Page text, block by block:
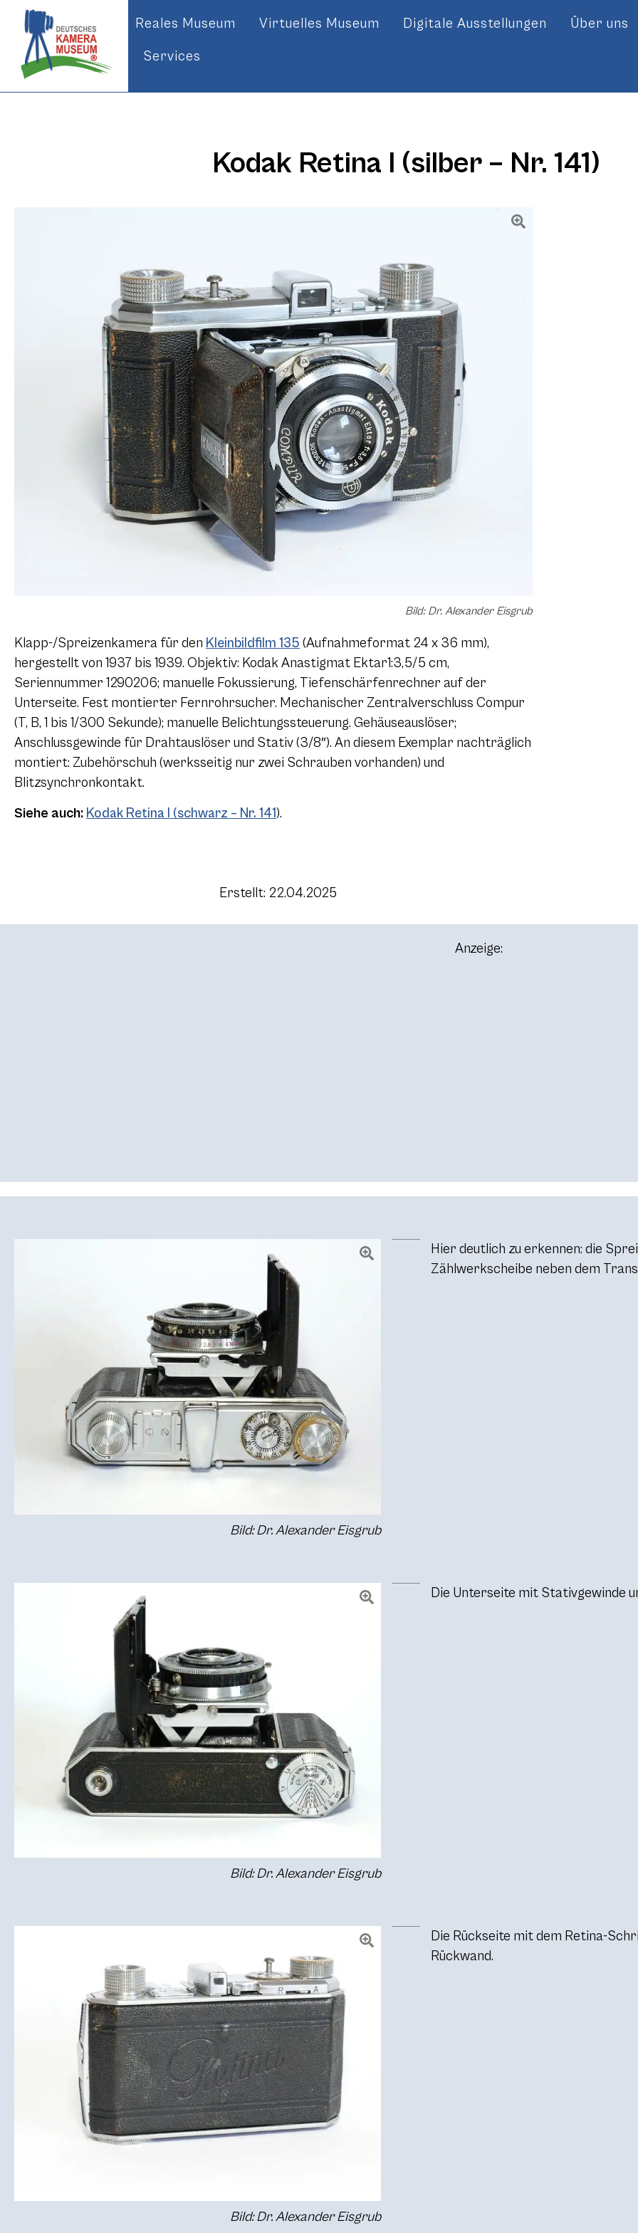
Reales Museum Virtuelles Museum Digitale Ausstellungen Über uns
Services
Kodak Retina I (silber – Nr. 141)
Bild: Dr. Alexander Eisgrub
Klapp-/Spreizenkamera für den Kleinbildfilm 135 (Aufnahmeformat 24 x 36 mm),
hergestellt von 1937 bis 1939. Objektiv: Kodak Anastigmat Ektar1:3,5/5 cm,
Seriennummer 1290206; manuelle Fokussierung, Tiefenschärfenrechner auf der
Unterseite. Fest montierter Fernrohrsucher. Mechanischer Zentralverschluss Compur
(T, B, 1 bis 1/300 Sekunde); manuelle Belichtungssteuerung. Gehäuseauslöser;
Anschlussgewinde für Drahtauslöser und Stativ (3/8″). An diesem Exemplar nachträglich
montiert: Zubehörschuh (werksseitig nur zwei Schrauben vorhanden) und
Blitzsynchronkontakt.
Siehe auch: Kodak Retina I (schwarz – Nr. 141).
Erstellt: 22.04.2025
Anzeige:
Bild: Dr. Alexander Eisgrub
Hier deutlich zu erkennen: die
Zählwerkscheibe neben dem
Bild: Dr. Alexander Eisgrub
Die Unterseite mit Stativgewinde
Bild: Dr. Alexander Eisgrub
Die Rückseite mit dem Retina-
Rückwand.